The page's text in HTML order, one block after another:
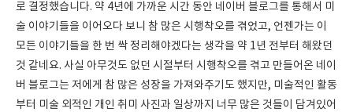
로 결정했습니다. 약 4년에 가까운 시간 동안 네이버 블로그를 통해서 미
술 이야기들을 이어오다 보니 참 많은 시행착오를 겪었고, 언젠가는 이
모든 이야기들을 한 번 싹 정리해야겠다는 생각을 약 1년 전부터 해왔던
것 같네요. 사실 아무것도 없던 시절부터 시행착오를 겪고 만들어온 네이
버 블로그는 저에게 참 많은 성장을 가져와주기도 했지만, 미술적인 활동
부터 미술 외적인 개인 취미 사진과 일상까지 너무 많은 것들이 담겨있어